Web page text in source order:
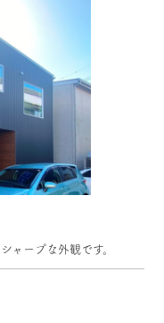
ャープな外観です。